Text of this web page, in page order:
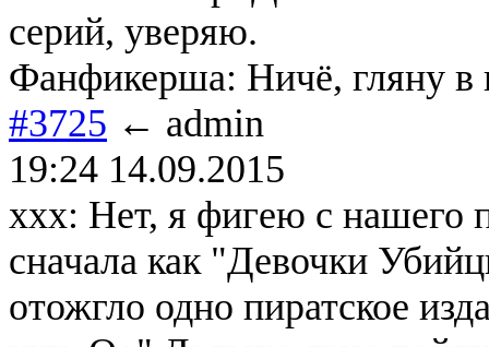
серий, уверяю.
Фанфикерша: Ничё, гляну в
#3725 ← admin
19:24 14.09.2015
ххх: Нет, я фигею с нашего
сначала как "Девочки
отожгло одно пиратское